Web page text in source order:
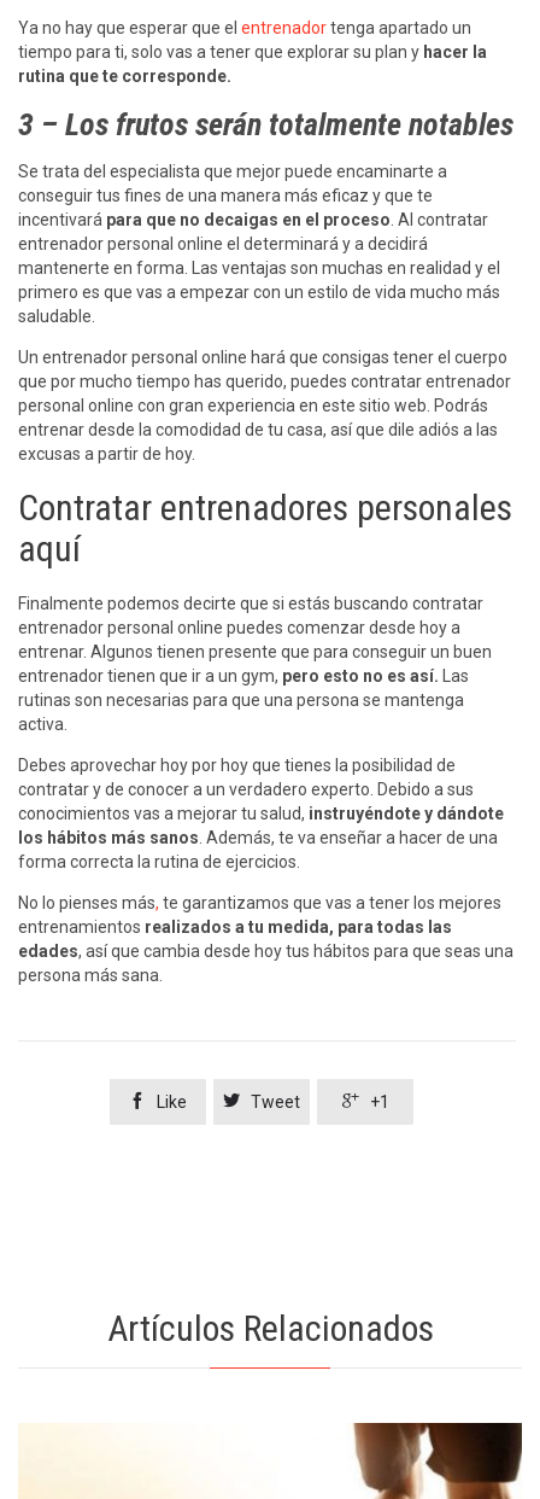
Ya no hay que esperar que el entrenadortenga apartado un
tiempo para ti, solo vas a tener que explorar su plan y hacer la
rutina que te corresponde.
3 – Los frutos serán totalmente notables
Se trata del especialista que mejor puede encaminarte a
conseguir tus fines de una manera más eficaz y que te
incentivará para que no decaigas en el proceso. Al contratar
entrenador personal online el determinará y a decidirá
mantenerte en forma. Las ventajas son muchas en realidad y el
primero es que vas a empezar con un estilo de vida mucho más
saludable.
Un entrenador personal online hará que consigas tener el cuerpo
que por mucho tiempo has querido, puedes contratar entrenador
personal online con gran experiencia en este sitio web. Podrás
entrenar desde la comodidad de tu casa, así que dile adiós a las
excusas a partir de hoy.
Contratar entrenadores personales
aquí
Finalmente podemos decirte que si estás buscando contratar
entrenador personal online puedes comenzar desde hoy a
entrenar. Algunos tienen presente que para conseguir un buen
entrenador tienen que ir a un gym, pero esto no es así. Las
rutinas son necesarias para que una persona se mantenga
activa.
Debes aprovechar hoy por hoy que tienes la posibilidad de
contratar y de conocer a un verdadero experto. Debido a sus
conocimientos vas a mejorar tu salud, instruyéndote y dándote
los hábitos más sanos. Además, te va enseñar a hacer de una
forma correcta la rutina de ejercicios.
No lo pienses más, te garantizamos que vas a tener los mejores
entrenamientos realizados a tu medida, para todas las
edades, así que cambia desde hoy tus hábitos para que seas una
persona más sana.
 Like  Tweet  +1
Artículos Relacionados